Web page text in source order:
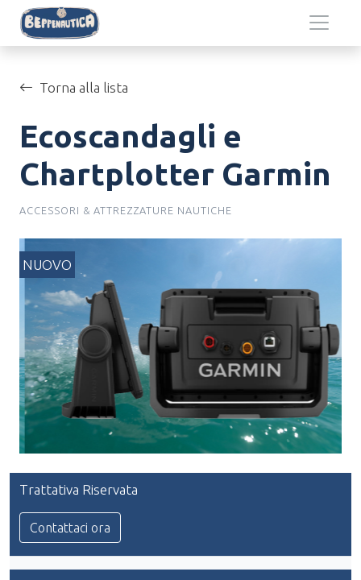
Torna alla lista
Ecoscandagli e
Chartplotter Garmin
ACCESSORI & ATTREZZATURE NAUTICHE
NUOVO
Trattativa Riservata
Contattaci ora